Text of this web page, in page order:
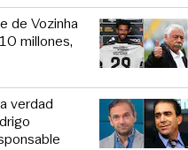
de Vozinha
millones,
verdad